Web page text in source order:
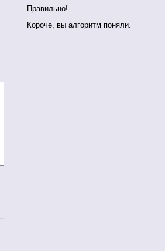
Правильно!
Короче, вы алгоритм поняли.